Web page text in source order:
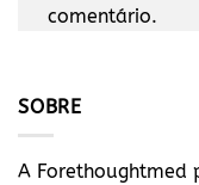
comentário.
SOBRE
A Forethoughtmed